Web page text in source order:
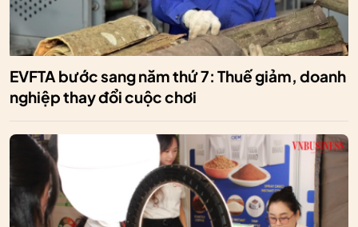
EVFTA bước sang năm thứ 7: Thuế giảm, doanh
nghiệp thay đổi cuộc chơi